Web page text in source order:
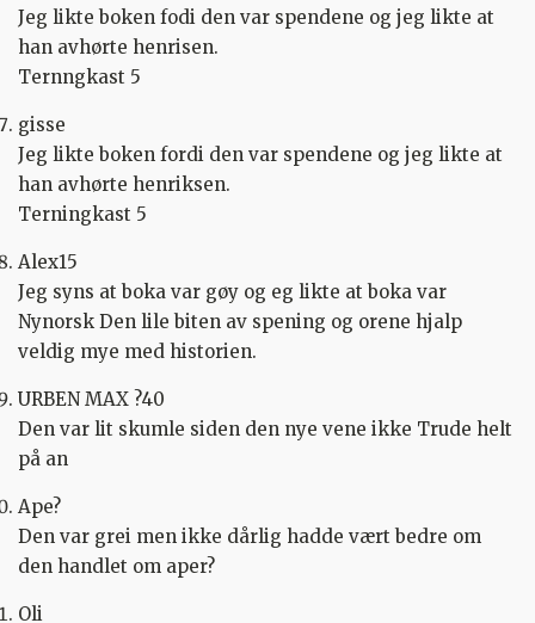
Jeg likte boken fodi den var spendene og jeg likte at
han avhørte henrisen.
Ternngkast 5
gisse
Jeg likte boken fordi den var spendene og jeg likte at
han avhørte henriksen.
Terningkast 5
Alex15
Jeg syns at boka var gøy og eg likte at boka var
Nynorsk Den lile biten av spening og orene hjalp
veldig mye med historien.
URBEN MAX ?40
Den var lit skumle siden den nye vene ikke Trude helt
på an
Ape?
Den var grei men ikke dårlig hadde vært bedre om
den handlet om aper?
Oli